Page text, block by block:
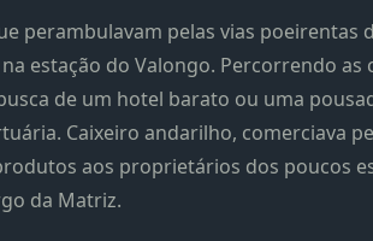
perambulavam pelas vias poeirentas
estação do Valongo. Percorrendo
de um hotel barato ou uma
Caixeiro andarilho, comerciava
aos proprietários dos poucos
da Matriz.